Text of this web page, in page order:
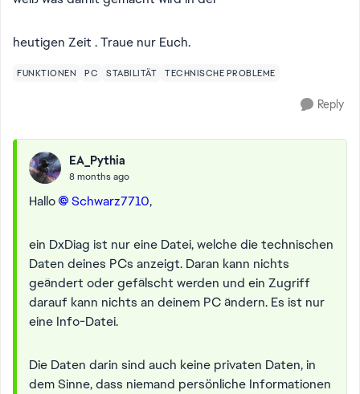
heutigen Zeit . Traue nur Euch.
FUNKTIONEN PC STABILITÄT TECHNISCHE PROBLEME
Reply
EA_Pythia
8 months ago
Hallo Schwarz7710​,
ein DxDiag ist nur eine Datei, welche die technischen
Daten deines PCs anzeigt. Daran kann nichts
geändert oder gefälscht werden und ein Zugriff
darauf kann nichts an deinem PC ändern. Es ist nur
eine Info-Datei.
Die Daten darin sind auch keine privaten Daten, in
dem Sinne, dass niemand persönliche Informationen